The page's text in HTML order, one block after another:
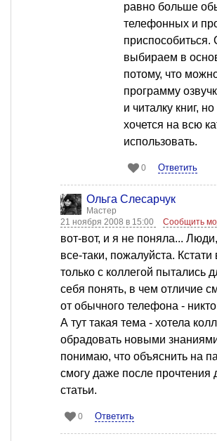
равно больше
телефонных и
выбираем в
потому, что
программу
и читалку книг,
хочется на всю
использовать.
0 Ответить
Ольга Слесарчук
Мастер
21 ноября 2008 в 15:00
Сообщить
вот-вот, и я не поняла...
все-таки, пожалуйста. Кстати
только с коллегой пытались
себя понять, в чем отличие
от обычного телефона - никто
А тут такая тема - хотела
обрадовать новыми
понимаю, что объяснить на
смогу даже после прочтения
статьи.
0 Ответить